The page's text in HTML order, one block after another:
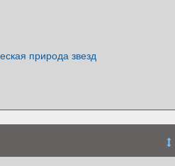
природа звезд